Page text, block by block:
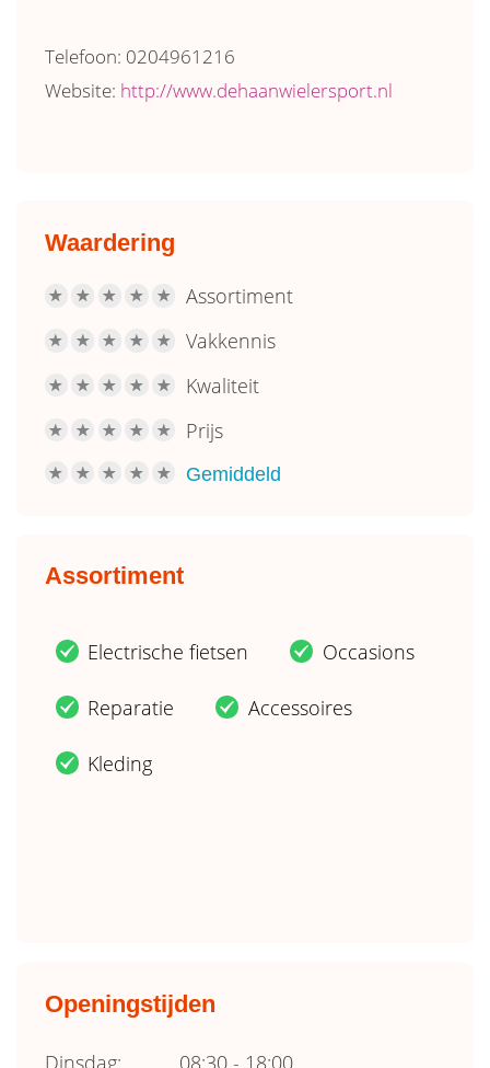
Telefoon: 0204961216
Website: http://www.dehaanwielersport.nl
Waardering
R R R R R Assortiment
R R R R R Vakkennis
R R R R R Kwaliteit
R R R R R Prijs
R R R R R Gemiddeld
Assortiment
. Electrische fietsen . Occasions
. Reparatie . Accessoires
. Kleding
Openingstijden
Dinsdag:
08:30 - 18:00